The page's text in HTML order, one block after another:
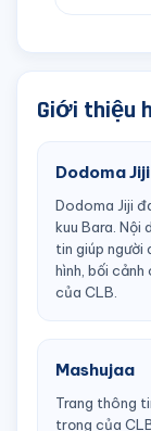
Giới thiệu
Dodoma Jiji
Dodoma Jiji
kuu Bara.
tin giúp người
hình, bối
của CLB.
Mashujaa
Trang thông
trọng của